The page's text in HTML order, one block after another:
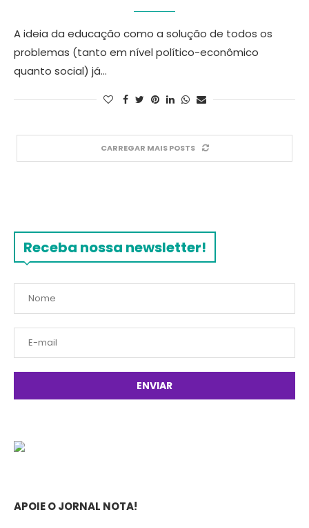
A ideia da educação como a solução de todos os
problemas (tanto em nível político-econômico
quanto social) já…
CARREGAR MAIS POSTS
Receba nossa newsletter!
APOIE O JORNAL NOTA!